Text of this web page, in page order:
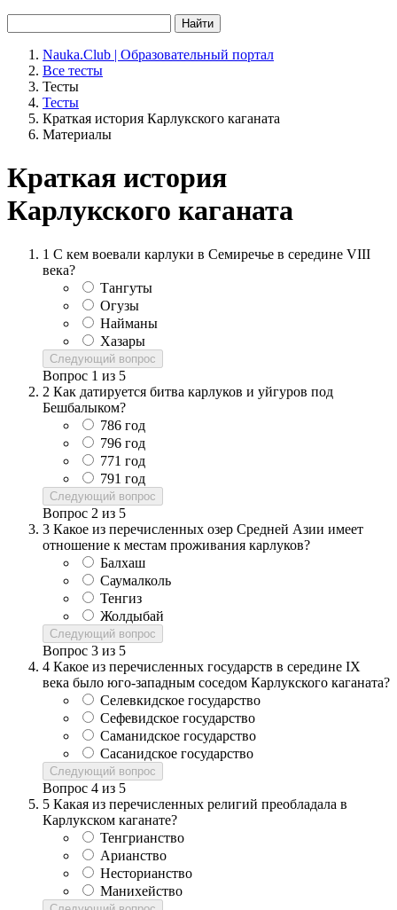
Найти
Nauka.Club | Образовательный портал
Все тесты
Тесты
Тесты
Краткая история Карлукского каганата
Материалы
Краткая история
Карлукского каганата
1 С кем воевали карлуки в Семиречье в середине VIII
века?
Тангуты
Огузы
Найманы
Хазары
Следующий вопрос
Вопрос 1 из 5
2 Как датируется битва карлуков и уйгуров под
Бешбалыком?
786 год
796 год
771 год
791 год
Следующий вопрос
Вопрос 2 из 5
3 Какое из перечисленных озер Средней Азии имеет
отношение к местам проживания карлуков?
Балхаш
Саумалколь
Тенгиз
Жолдыбай
Следующий вопрос
Вопрос 3 из 5
4 Какое из перечисленных государств в середине IX
века было юго-западным соседом Карлукского каганата?
Селевкидское государство
Сефевидское государство
Саманидское государство
Сасанидское государство
Следующий вопрос
Вопрос 4 из 5
5 Какая из перечисленных религий преобладала в
Карлукском каганате?
Тенгрианство
Арианство
Несторианство
Манихейство